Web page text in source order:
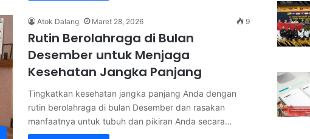
Atok Dalang Maret 28, 2026 9
Rutin Berolahraga di Bulan
Desember untuk Menjaga
Kesehatan Jangka Panjang
Tingkatkan kesehatan jangka panjang Anda dengan
rutin berolahraga di bulan Desember dan rasakan
manfaatnya untuk tubuh dan pikiran Anda secara…